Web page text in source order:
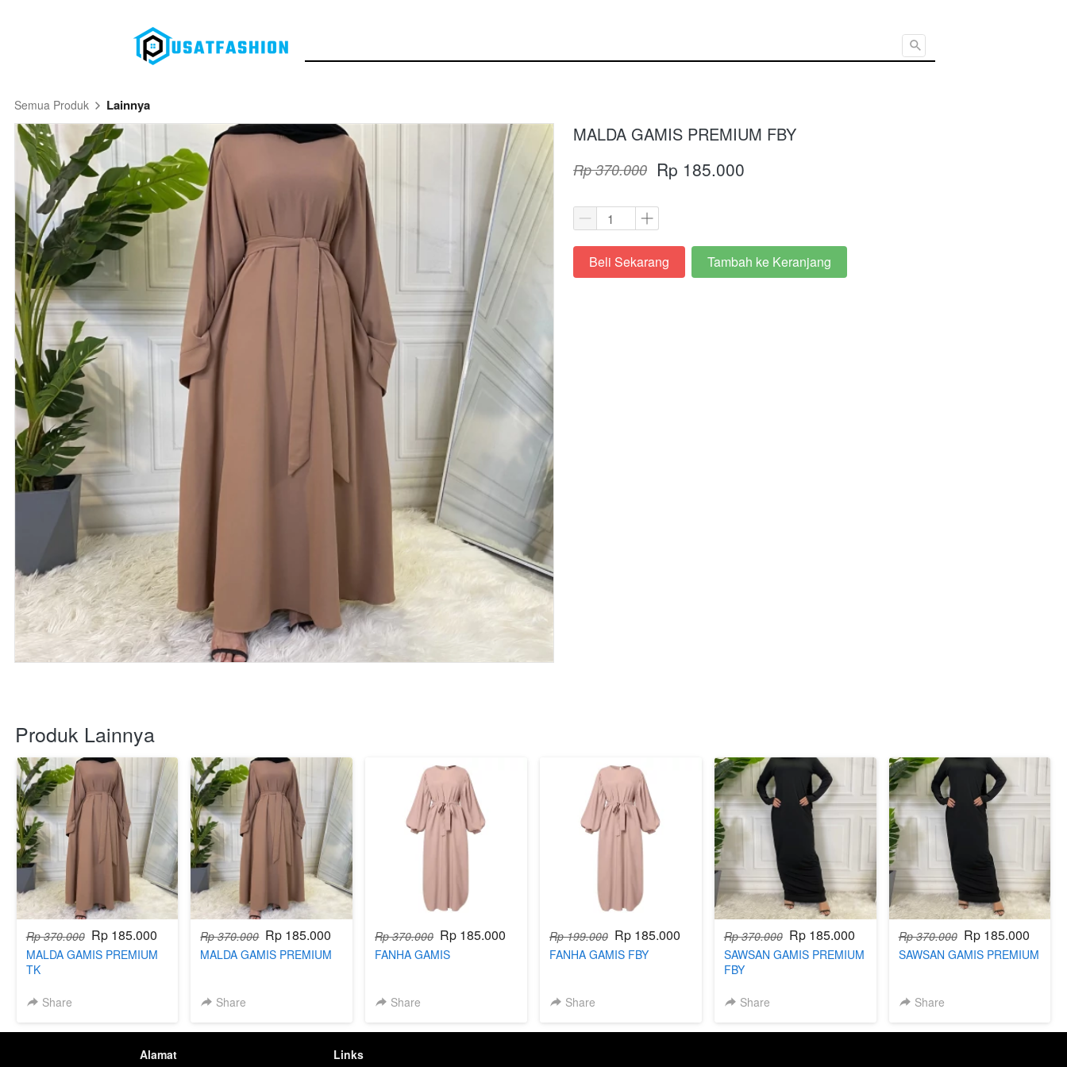
Semua Produk Lainnya
MALDA GAMIS PREMIUM FBY
Rp 370.000 Rp 185.000
`Beli Sekarang `
Tambah ke Keranjang
Produk Lainnya
Rp 370.000 Rp 185.000
MALDA GAMIS PREMIUM
TK
Share
Rp 370.000 Rp 185.000
MALDA GAMIS PREMIUM
Share
Rp 370.000 Rp 185.000
FANHA GAMIS
Share
Rp 199.000 Rp 185.000
FANHA GAMIS FBY
Share
Rp 370.000 Rp 185.000
SAWSAN GAMIS PREMIUM
FBY
Share
Rp 370.000 Rp 185.000
SAWSAN GAMIS PREMIUM
Share
Alamat Links